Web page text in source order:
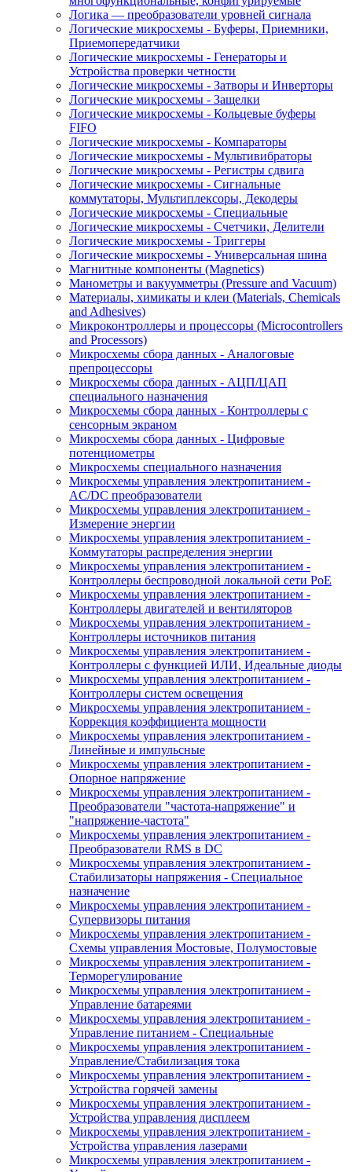
Логика — преобразователи уровней сигнала
Логические микросхемы - Буферы, Приемники,
Приемопередатчики
Логические микросхемы - Генераторы и
Устройства проверки четности
Логические микросхемы - Затворы и Инверторы
Логические микросхемы - Защелки
Логические микросхемы - Кольцевые буферы
FIFO
Логические микросхемы - Компараторы
Логические микросхемы - Мультивибраторы
Логические микросхемы - Регистры сдвига
Логические микросхемы - Сигнальные
коммутаторы, Мультиплексоры, Декодеры
Логические микросхемы - Специальные
Логические микросхемы - Счетчики, Делители
Логические микросхемы - Триггеры
Логические микросхемы - Универсальная шина
Магнитные компоненты (Magnetics)
Манометры и вакуумметры (Pressure and Vacuum)
Материалы, химикаты и клеи (Materials, Chemicals
and Adhesives)
Микроконтроллеры и процессоры (Microcontrollers
and Processors)
Микросхемы сбора данных - Аналоговые
препроцессоры
Микросхемы сбора данных - АЦП/ЦАП
специального назначения
Микросхемы сбора данных - Контроллеры с
сенсорным экраном
Микросхемы сбора данных - Цифровые
потенциометры
Микросхемы специального назначения
Микросхемы управления электропитанием -
AC/DC преобразователи
Микросхемы управления электропитанием -
Измерение энергии
Микросхемы управления электропитанием -
Коммутаторы распределения энергии
Микросхемы управления электропитанием -
Контроллеры беспроводной локальной сети PoE
Микросхемы управления электропитанием -
Контроллеры двигателей и вентиляторов
Микросхемы управления электропитанием -
Контроллеры источников питания
Микросхемы управления электропитанием -
Контроллеры с функцией ИЛИ, Идеальные диоды
Микросхемы управления электропитанием -
Контроллеры систем освещения
Микросхемы управления электропитанием -
Коррекция коэффициента мощности
Микросхемы управления электропитанием -
Линейные и импульсные
Микросхемы управления электропитанием -
Опорное напряжение
Микросхемы управления электропитанием -
Преобразователи "частота-напряжение" и
"напряжение-частота"
Микросхемы управления электропитанием -
Преобразователи RMS в DC
Микросхемы управления электропитанием -
Стабилизаторы напряжения - Специальное
назначение
Микросхемы управления электропитанием -
Супервизоры питания
Микросхемы управления электропитанием -
Схемы управления Мостовые, Полумостовые
Микросхемы управления электропитанием -
Терморегулирование
Микросхемы управления электропитанием -
Управление батареями
Микросхемы управления электропитанием -
Управление питанием - Специальные
Микросхемы управления электропитанием -
Управление/Стабилизация тока
Микросхемы управления электропитанием -
Устройства горячей замены
Микросхемы управления электропитанием -
Устройства управления дисплеем
Микросхемы управления электропитанием -
Устройства управления лазерами
Микросхемы управления электропитанием -